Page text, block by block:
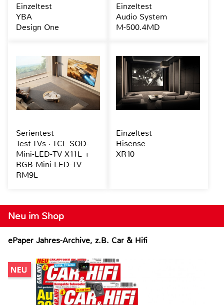
Neu im Shop
ePaper Jahres-Archive, z.B. Car & Hifi
Einzeltest
YBA
Design One
Einzeltest
Audio System
M-500.4MD
Serientest
Test TVs · TCL SQD-
Mini-LED-TV X11L +
RGB-Mini-LED-TV
RM9L
Einzeltest
Hisense
XR10